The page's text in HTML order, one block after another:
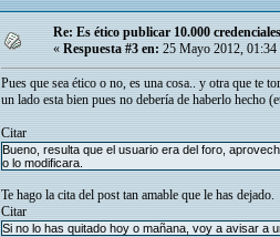
Re: Es ético publicar 10.000
« Respuesta #3 en: 25 Mayo 2012, 01:34
Pues que sea ético o no, es una cosa.. y otra que te
un lado esta bien pues no debería de haberlo hecho
Citar
Bueno, resulta que el usuario era del foro,
o lo modificara.
Te hago la cita del post tan amable que le has dejado.
Citar
Si no lo has quitado hoy o mañana, voy a avisar